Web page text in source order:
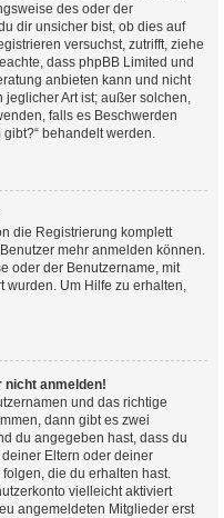
des oder der
dir unsicher bist, ob dies auf
versuchst, zutrifft, ziehe
dass phpBB Limited und
anbieten kann und nicht
Art ist; außer solchen,
falls es Beschwerden
behandelt werden.
die Registrierung komplett
mehr anmelden können.
oder der Benutzername, mit
wurden. Um Hilfe zu erhalten,
nicht anmelden!
und das richtige
dann gibt es zwei
du angegeben hast, dass du
Eltern oder deiner
die du erhalten hast.
vielleicht aktiviert
angemeldeten Mitglieder erst